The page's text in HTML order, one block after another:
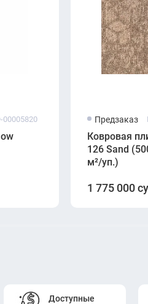
Предзаказ
Ковровая
126 Sand
м²/уп.)
1 775 000
Доступные